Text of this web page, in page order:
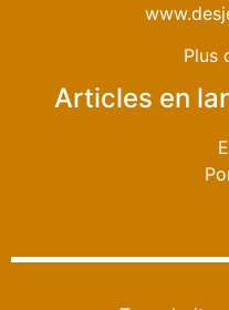
Plus
Articles en